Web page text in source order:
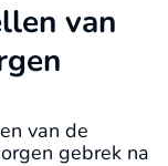
van
van de
gebrek na